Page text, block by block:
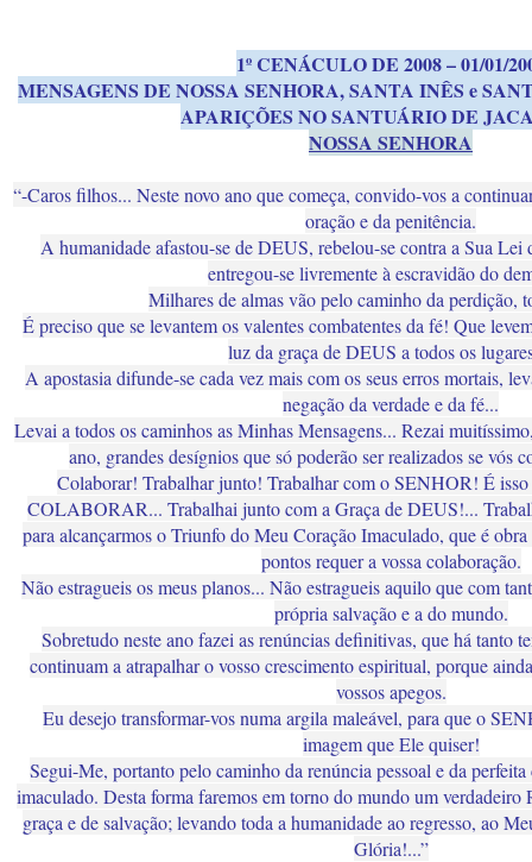
1º CENÁCULO DE 2008 – 01/01/
MENSAGENS DE NOSSA SENHORA, SANTA INÊS e
APARIÇÕES NO SANTUÁRIO DE
NOSSA SENHORA
“-Caros filhos... Neste novo ano que começa, convido-vos a
oração e da penitência.
A humanidade afastou-se de DEUS, rebelou-se contra a Sua Lei
entregou-se livremente à escravidão do
Milhares de almas vão pelo caminho da perdição,
É preciso que se levantem os valentes combatentes da fé! Que
luz da graça de DEUS a todos os
A apostasia difunde-se cada vez mais com os seus erros mortais,
negação da verdade e da fé...
Levai a todos os caminhos as Minhas Mensagens... Rezai
ano, grandes desígnios que só poderão ser realizados se vós
Colaborar! Trabalhar junto! Trabalhar com o SENHOR! É isso
COLABORAR... Trabalhai junto com a Graça de DEUS!...
para alcançarmos o Triunfo do Meu Coração Imaculado, que é
pontos requer a vossa colaboração.
Não estragueis os meus planos... Não estragueis aquilo que com
própria salvação e a do mundo.
Sobretudo neste ano fazei as renúncias definitivas, que há tanto
continuam a atrapalhar o vosso crescimento espiritual, porque
vossos apegos.
Eu desejo transformar-vos numa argila maleável, para que o
imagem que Ele quiser!
Segui-Me, portanto pelo caminho da renúncia pessoal e da
imaculado. Desta forma faremos em torno do mundo um verdadeiro
graça e de salvação; levando toda a humanidade ao regresso, ao
Glória!...”